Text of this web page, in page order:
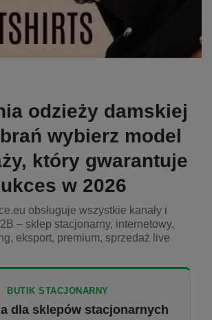
odzieży damskiej
wybierz model
który gwarantuje
w 2026
obsługuje wszystkie kanały i
– sklep stacjonarny, internetowy,
eksport, premium, sprzedaż live
BUTIK STACJONARNY
dla sklepów stacjonarnych